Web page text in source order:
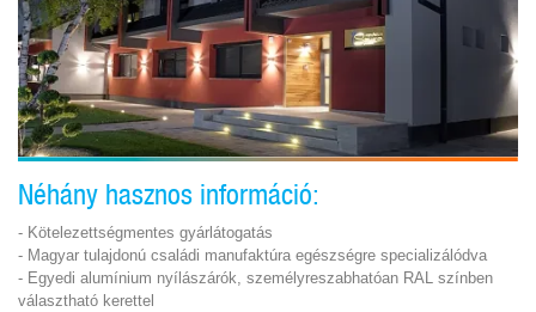
Néhány hasznos információ:
- Kötelezettségmentes gyárlátogatás
- Magyar tulajdonú családi manufaktúra egészségre specializálódva
- Egyedi alumínium nyílászárók, személyreszabhatóan RAL színben
választható kerettel